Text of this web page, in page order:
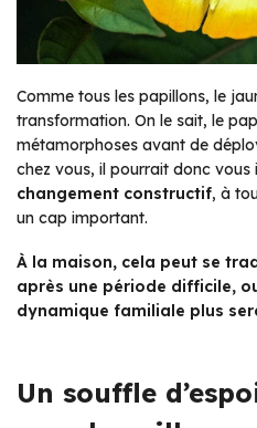
Comme tous les papillons, le
transformation. On le sait, le
métamorphoses avant de
chez vous, il pourrait donc vous
changement constructif, à
un cap important.
À la maison, cela peut se
après une période difficile,
dynamique familiale plus
Un souffle